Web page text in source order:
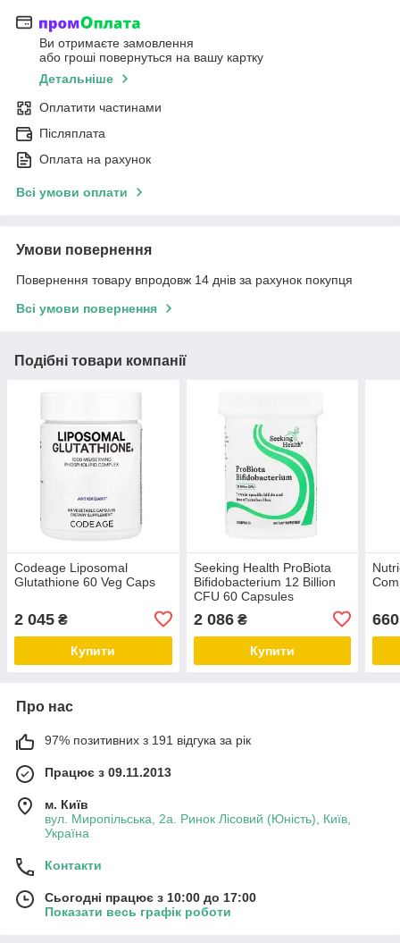
Ви отримаєте замовлення
або гроші повернуться на вашу картку
Детальніше
Оплатити частинами
Післяплата
Оплата на рахунок
Всі умови оплати
Умови повернення
Повернення товару впродовж 14 днів за рахунок покупця
Всі умови повернення
Подібні товари компанії
Codeage Liposomal
Glutathione 60 Veg Caps
2 045 ₴
Купити
Seeking Health ProBiota
Bifidobacterium 12 Billion
CFU 60 Capsules
2 086₴
Купити
660
Про нас
97% позитивних з 191 відгука за рік
Працює з 09.11.2013
м. Київ
вул. Миропільська, 2а. Ринок Лісовий (Юність), Київ,
Україна
Контакти
Сьогодні працює з 10:00 до 17:00
Показати весь графік роботи